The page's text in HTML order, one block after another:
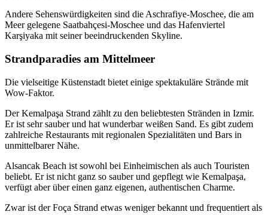
Andere Sehenswürdigkeiten sind die Aschrafiye-Moschee, die am
Meer gelegene Saatbahçesi-Moschee und das Hafenviertel
Karşiyaka mit seiner beeindruckenden Skyline.
Strandparadies am Mittelmeer
Die vielseitige Küstenstadt bietet einige spektakuläre Strände mit
Wow-Faktor.
Der Kemalpaşa Strand zählt zu den beliebtesten Stränden in Izmir.
Er ist sehr sauber und hat wunderbar weißen Sand. Es gibt zudem
zahlreiche Restaurants mit regionalen Spezialitäten und Bars in
unmittelbarer Nähe.
Alsancak Beach ist sowohl bei Einheimischen als auch Touristen
beliebt. Er ist nicht ganz so sauber und gepflegt wie Kemalpaşa,
verfügt aber über einen ganz eigenen, authentischen Charme.
Zwar ist der Foça Strand etwas weniger bekannt und frequentiert als